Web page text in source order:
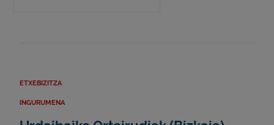
ETXEBIZITZA
INGURUMENA